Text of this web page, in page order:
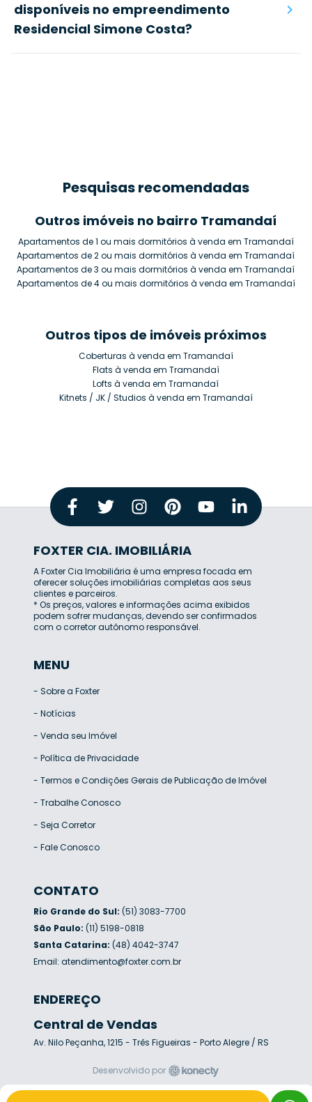
disponíveis no empreendimento
Residencial Simone Costa?
Pesquisas recomendadas
Outros imóveis no bairro Tramandaí
Apartamentos de 1 ou mais dormitórios à venda em Tramandaí
Apartamentos de 2 ou mais dormitórios à venda em Tramandaí
Apartamentos de 3 ou mais dormitórios à venda em Tramandaí
Apartamentos de 4 ou mais dormitórios à venda em Tramandaí
Outros tipos de imóveis próximos
Coberturas à venda em Tramandaí
Flats à venda em Tramandaí
Lofts à venda em Tramandaí
Kitnets / JK / Studios à venda em Tramandaí
FOXTER CIA. IMOBILIÁRIA
A Foxter Cia Imobiliária é uma empresa focada em
oferecer soluções imobiliárias completas aos seus
clientes e parceiros.
* Os preços, valores e informações acima exibidos
podem sofrer mudanças, devendo ser confirmados
com o corretor autônomo responsável.
MENU
- Sobre a Foxter
- Notícias
- Venda seu Imóvel
- Política de Privacidade
- Termos e Condições Gerais de Publicação de Imóvel
- Trabalhe Conosco
- Seja Corretor
- Fale Conosco
CONTATO
Rio Grande do Sul: (51) 3083-7700
São Paulo: (11) 5198-0818
Santa Catarina: (48) 4042-3747
Email: atendimento@foxter.com.br
ENDEREÇO
Central de Vendas
Av. Nilo Peçanha, 1215 - Três Figueiras - Porto Alegre / RS
Desenvolvido por